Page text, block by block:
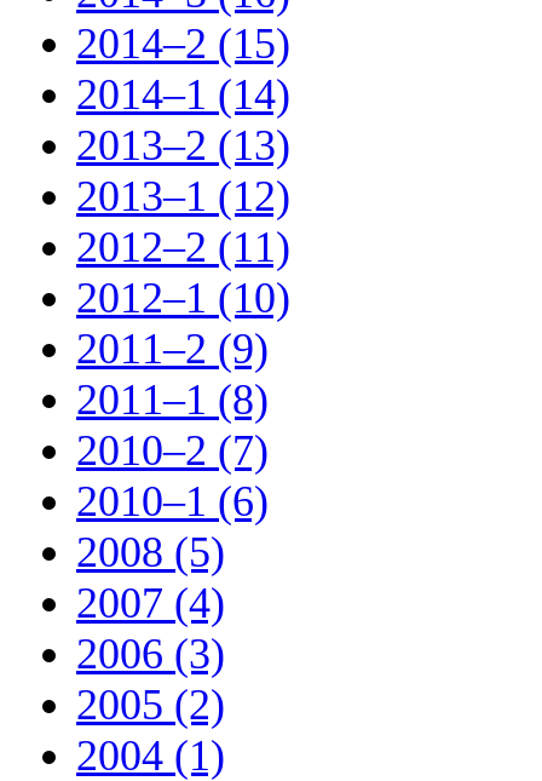
2014–2 (15)
2014–1 (14)
2013–2 (13)
2013–1 (12)
2012–2 (11)
2012–1 (10)
2011–2 (9)
2011–1 (8)
2010–2 (7)
2010–1 (6)
2008 (5)
2007 (4)
2006 (3)
2005 (2)
2004 (1)